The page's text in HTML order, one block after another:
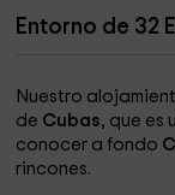
Entorno de 32
Nuestro
de Cubas, que es
conocer a fondo
rincones.